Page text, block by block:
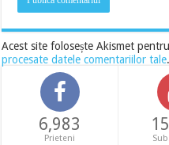
Acest site folosește Akismet
procesate datele comentariilor tale.
6,983
Prieteni